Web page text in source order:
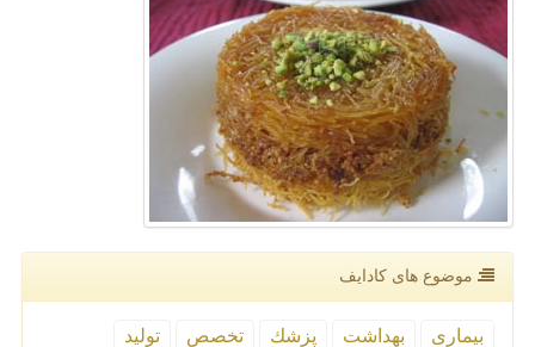
موضوع های كادایف
بیماری بهداشت پزشك تخصص
تولید